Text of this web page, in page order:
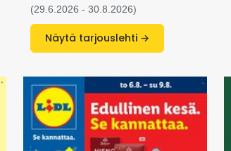
(29.6.2026 - 30.8.2026)
Näytä tarjouslehti →